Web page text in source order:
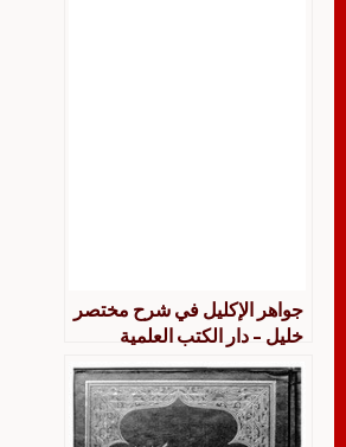
جواهر الإكليل في شرح مختصر
خليل – دار الكتب العلمية